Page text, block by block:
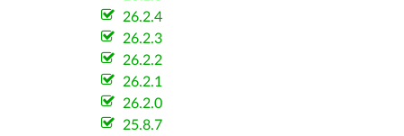
26.2.4
26.2.3
26.2.2
26.2.1
26.2.0
25.8.7